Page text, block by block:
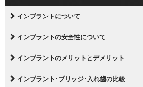
インプラントについて
インプラントの安全性について
インプラントのメリットとデメリット
インプラント･ブリッジ･入れ歯の比較